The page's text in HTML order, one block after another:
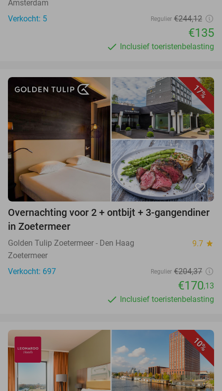
Amsterdam
Verkocht: 5
Regulier €244,12
€135
Inclusief toeristenbelasting
17%
favorite_border
Overnachting voor 2 + ontbijt + 3-gangendiner
in Zoetermeer
Golden Tulip Zoetermeer - Den Haag 9.7 star
Zoetermeer
Verkocht: 697
Regulier €204,37
€170,13
Inclusief toeristenbelasting
10%